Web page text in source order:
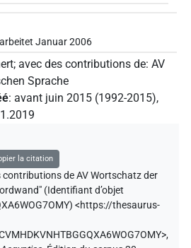
Januar 2006
; avec des contributions de: AV
Sprache
: avant juin 2015 (1992-2015),
la citation
contributions deAV Wortschatz der
(Identifiant d’objet
) <https://thesaurus-
,